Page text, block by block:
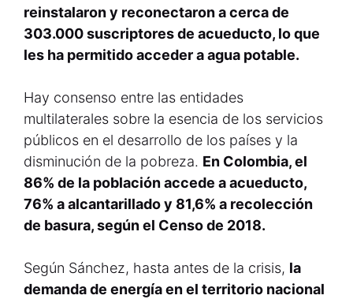
reinstalaron y reconectaron a cerca de
303.000 suscriptores de acueducto, lo que
les ha permitido acceder a agua potable.
Hay consenso entre las entidades
multilaterales sobre la esencia de los servicios
públicos en el desarrollo de los países y la
disminución de la pobreza. En Colombia, el
86% de la población accede a acueducto,
76% a alcantarillado y 81,6% a recolección
de basura, según el Censo de 2018.
Según Sánchez, hasta antes de la crisis, la
demanda de energía en el territorio nacional